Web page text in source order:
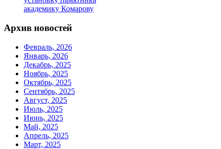
академику Комарову
Архив новостей
Февраль, 2026
Январь, 2026
Декабрь, 2025
Ноябрь, 2025
Октябрь, 2025
Сентябрь, 2025
Август, 2025
Июль, 2025
Июнь, 2025
Май, 2025
Апрель, 2025
Март, 2025